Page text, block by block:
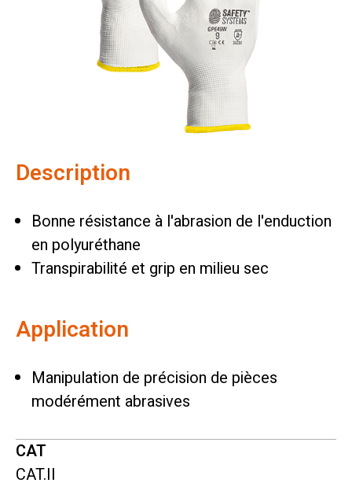
Description
Bonne résistance à l'abrasion de l'enduction
en polyuréthane
Transpirabilité et grip en milieu sec
Application
Manipulation de précision de pièces
modérément abrasives
CAT
CAT.II